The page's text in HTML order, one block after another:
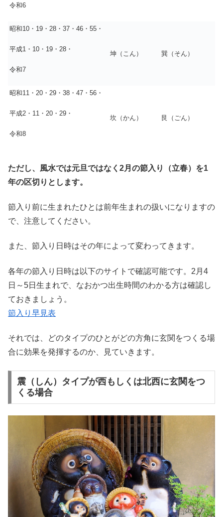
令和6
昭和10・19・28・37・46・55・
平成1・10・19・28・
令和7
坤（こん） 巽（そん）
昭和11・20・29・38・47・56・
平成2・11・20・29・
令和8
坎（かん） 艮（ごん）
ただし、風水では元旦ではなく2月の節入り（立春）を1
年の区切りとします。
節入り前に生まれたひとは前年生まれの扱いになりますの
で、注意してください。
また、節入り日時はその年によって変わってきます。
各年の節入り日時は以下のサイトで確認可能です。2月4
日～5日生まれで、なおかつ出生時間のわかる方は確認し
ておきましょう。
節入り早見表
それでは、どのタイプのひとがどの方角に玄関をつくる場
合に効果を発揮するのか、見ていきます。
震（しん）タイプが西もしくは北西に玄関をつ
くる場合